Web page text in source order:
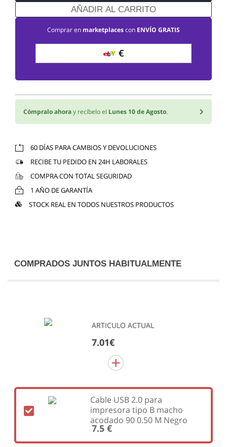
AÑADIR AL CARRITO
Comprar en marketplacescon ENVÍO GRATIS
€
Cómpralo ahoray recíbelo el Lunes 10 de Agosto.
60 DÍAS PARA CAMBIOS Y DEVOLUCIONES
RECIBE TU PEDIDO EN 24H LABORALES
COMPRA CON TOTAL SEGURIDAD
1 AÑO DE GARANTÍA
STOCK REAL EN TODOS NUESTROS PRODUCTOS
COMPRADOS JUNTOS HABITUALMENTE
ARTICULO ACTUAL
7.01€
Cable USB 2.0 para
impresora tipo B macho
acodado 90 0.50 M Negro
7.5 €